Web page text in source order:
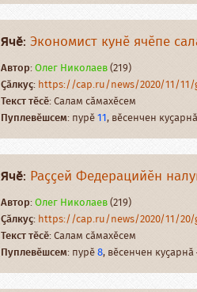
Ячӗ: Экономист кунӗ ячӗпе
Автор:Олег Николаев(219)
Ҫӑлкуҫ:https://cap.ru/news/2020/11/11/
Текст тӗсӗ: Салам сӑмахӗсем
Пуплевӗшсем: пурӗ11, вӗсенчен
Ячӗ: Раҫҫей Федерацийӗн
Автор:Олег Николаев(219)
Ҫӑлкуҫ:https://cap.ru/news/2020/11/20/
Текст тӗсӗ: Салам сӑмахӗсем
Пуплевӗшсем: пурӗ8, вӗсенчен